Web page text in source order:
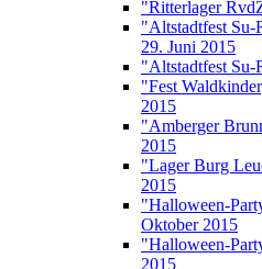
"Ritterlager
"Altstadtfest
29. Juni 2015
"Altstadtfest Su-
"Fest
2015
"Amberger
2015
"Lager Burg
2015
"Halloween-
Oktober 2015
"Halloween-
2015